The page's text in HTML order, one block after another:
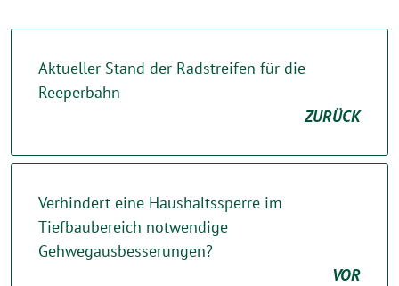
Aktueller Stand der Radstreifen für die
Reeperbahn
ZURÜCK
Verhindert eine Haushaltssperre im
Tiefbaubereich notwendige
Gehwegausbesserungen?
VOR